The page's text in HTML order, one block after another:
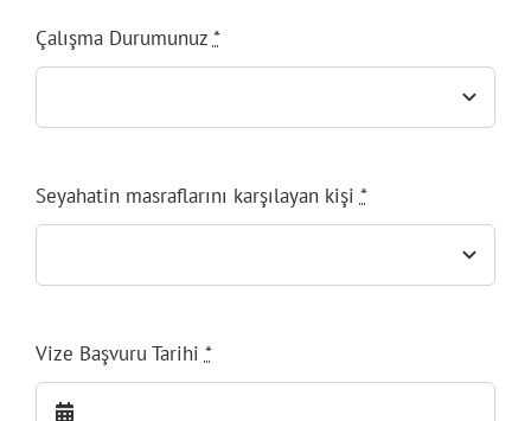
Çalışma Durumunuz *
Seyahatin masraflarını karşılayan kişi *
Vize Başvuru Tarihi *